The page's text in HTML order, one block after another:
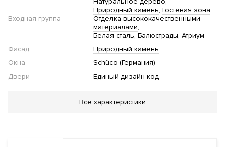
Входная группа
Природный камень Гостевая зона
Отделка высококачественными
материалами
Белая сталь Балюстрады Атриум
Фасад
Природный камень
Окна
Schüco (Германия)
Двери
Единый дизайн код
Все характеристики